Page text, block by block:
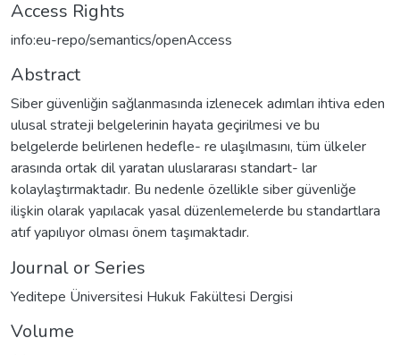
Access Rights
info:eu-repo/semantics/openAccess
Abstract
Siber güvenliğin sağlanmasında izlenecek adımları ihtiva eden
ulusal strateji belgelerinin hayata geçirilmesi ve bu
belgelerde belirlenen hedefle- re ulaşılmasını, tüm ülkeler
arasında ortak dil yaratan uluslararası standart- lar
kolaylaştırmaktadır. Bu nedenle özellikle siber güvenliğe
ilişkin olarak yapılacak yasal düzenlemelerde bu standartlara
atıf yapılıyor olması önem taşımaktadır.
Journal or Series
Yeditepe Üniversitesi Hukuk Fakültesi Dergisi
Volume